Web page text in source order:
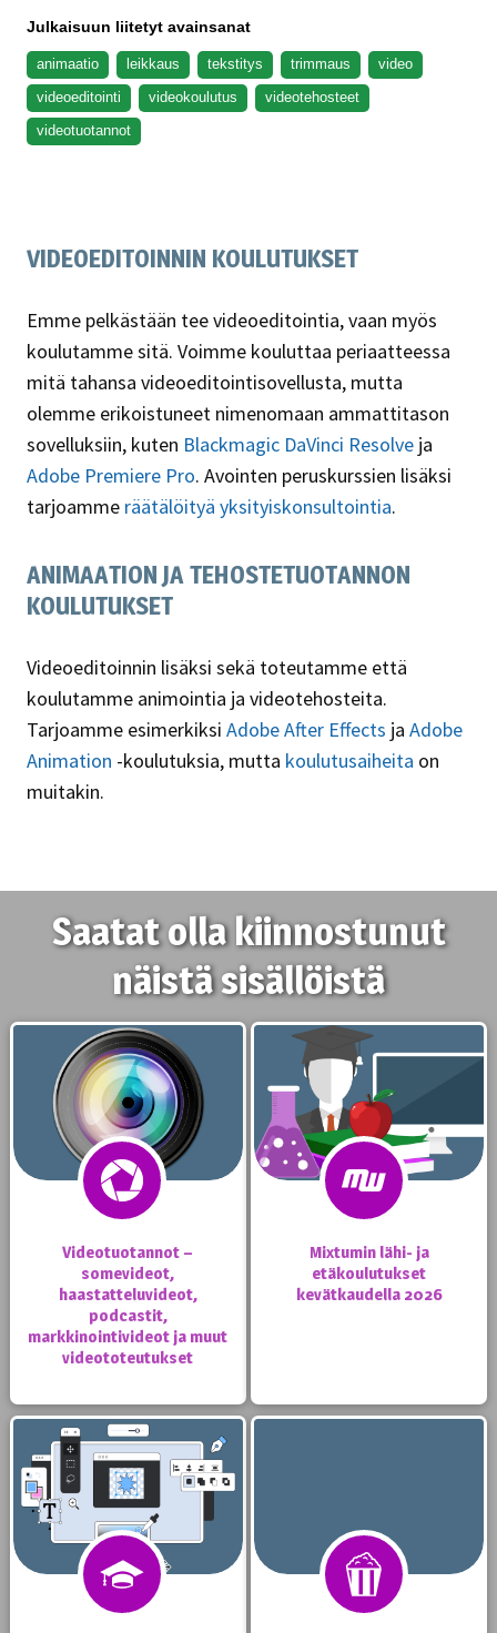
Julkaisuun liitetyt avainsanat
animaatio leikkaus tekstitys trimmaus
video
videoeditointi
videokoulutus
videotehosteet
videotuotannot
VIDEOEDITOINNIN KOULUTUKSET
Emme pelkästään tee videoeditointia, vaan myös
koulutamme sitä. Voimme kouluttaa periaatteessa
mitä tahansa videoeditointisovellusta, mutta
olemme erikoistuneet nimenomaan ammattitason
sovelluksiin, kuten Blackmagic DaVinci Resolve ja
Adobe Premiere Pro. Avointen peruskurssien lisäksi
tarjoamme räätälöityä yksityiskonsultointia.
ANIMAATION JA TEHOSTETUOTANNON
KOULUTUKSET
Videoeditoinnin lisäksi sekä toteutamme että
koulutamme animointia ja videotehosteita.
Tarjoamme esimerkiksiAdobe After Effects jaAdobe
Animation -koulutuksia, mutta koulutusaiheita on
muitakin.
Saatat olla kiinnostunut
näistä sisällöistä
Videotuotannot –
somevideot,
haastatteluvideot,
podcastit,
markkinointivideot ja muut
videototeutukset
Mixtumin lähi- ja
etäkoulutukset
kevätkaudella 2026